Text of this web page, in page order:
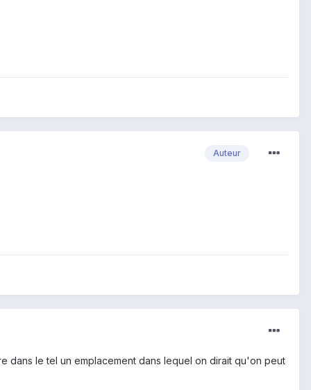
Auteur
dans le tel un emplacement dans lequel on dirait qu'on peut